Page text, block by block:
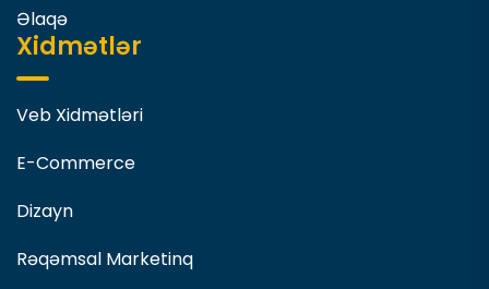
Əlaqə
Xidmətlər
Veb Xidmətləri
E-Commerce
Dizayn
Rəqəmsal Marketinq